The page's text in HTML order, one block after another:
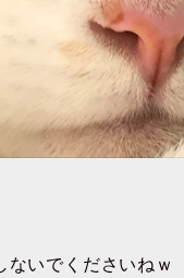
ないでくださいねｗ